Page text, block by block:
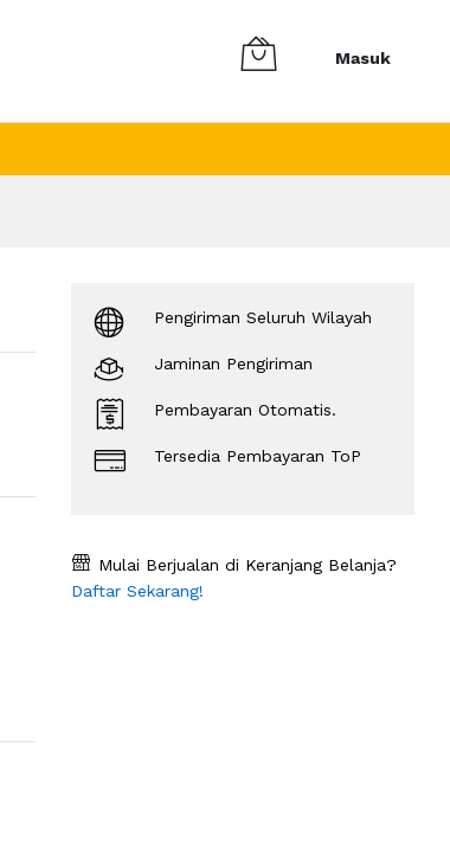
Masuk
Pengiriman Seluruh Wilayah
Jaminan Pengiriman
Pembayaran Otomatis.
Tersedia Pembayaran ToP
Mulai Berjualan di Keranjang Belanja?
Daftar Sekarang!